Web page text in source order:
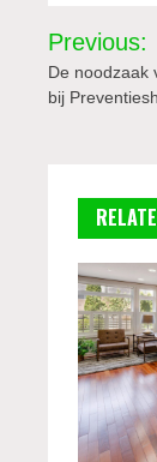
Bericht
Previous:
De noodzaak
bij